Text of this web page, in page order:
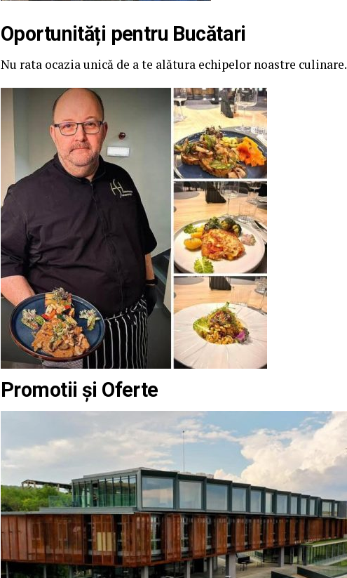
Oportunități pentru Bucătari
Nu rata ocazia unică de a te alătura echipelor noastre culinare.
Promotii și Oferte